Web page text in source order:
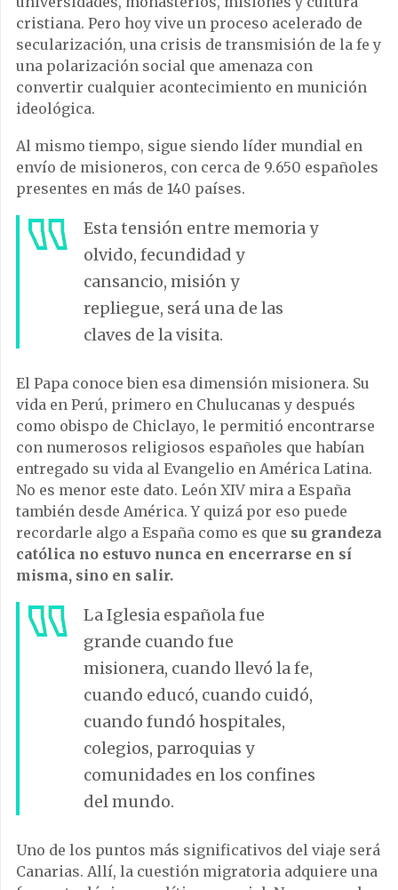
cristiana. Pero hoy vive un proceso acelerado de
secularización, una crisis de transmisión de la fe y
una polarización social que amenaza con
convertir cualquier acontecimiento en munición
ideológica.
Al mismo tiempo, sigue siendo líder mundial en
envío de misioneros, con cerca de 9.650 españoles
presentes en más de 140 países.
Esta tensión entre memoria y
olvido, fecundidad y
cansancio, misión y
repliegue, será una de las
claves de la visita.
El Papa conoce bien esa dimensión misionera. Su
vida en Perú, primero en Chulucanas y después
como obispo de Chiclayo, le permitió encontrarse
con numerosos religiosos españoles que habían
entregado su vida al Evangelio en América Latina.
No es menor este dato. León XIV mira a España
también desde América. Y quizá por eso puede
recordarle algo a España como es que su grandeza
católica no estuvo nunca en encerrarse en sí
misma, sino en salir.
La Iglesia española fue
grande cuando fue
misionera, cuando llevó la fe,
cuando educó, cuando cuidó,
cuando fundó hospitales,
colegios, parroquias y
comunidades en los confines
del mundo.
Uno de los puntos más significativos del viaje será
Canarias. Allí, la cuestión migratoria adquiere una